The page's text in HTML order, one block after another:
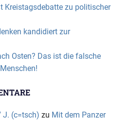
Kreistagsdebatte zu politischer
kandidiert zur
Osten? Das ist die falsche
J. (c=tsch) zu Mit dem Panzer